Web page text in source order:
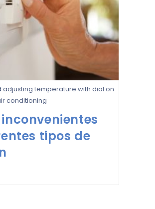
temperature with dial on
conditioning
tipos de